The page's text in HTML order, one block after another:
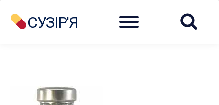
СУЗІР'Я Menu